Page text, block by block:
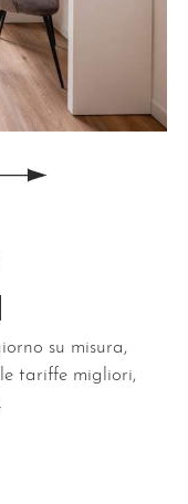
su misura,
tariffe migliori,